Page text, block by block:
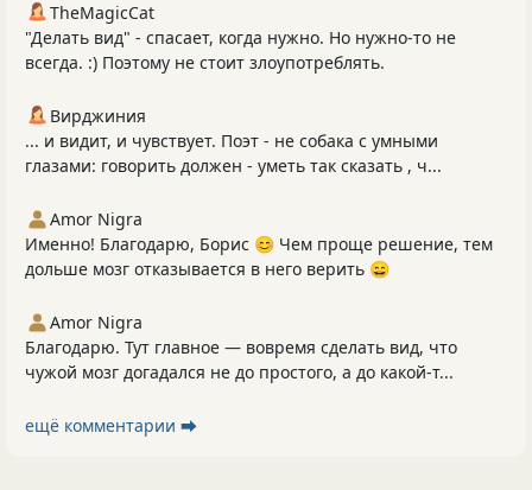
TheMagicCat
"Делать вид" - спасает, когда нужно. Но нужно-то не
всегда. :) Поэтому не стоит злоупотреблять.
Вирджиния
... и видит, и чувствует. Поэт - не собака с умными
глазами: говорить должен - уметь так сказать , ч...
Amor Nigra
Именно! Благодарю, Борис 😊 Чем проще решение, тем
дольше мозг отказывается в него верить 😄
Amor Nigra
Благодарю. Тут главное — вовремя сделать вид, что
чужой мозг догадался не до простого, а до какой-т...
ещё комментарии ⮕